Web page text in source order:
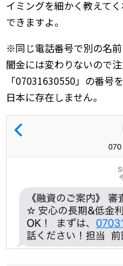
イミングを細かく教えて
できますよ。
※同じ電話番号で別の名
闇金には変わりないので
「07031630550」の番号
日本に存在しません。